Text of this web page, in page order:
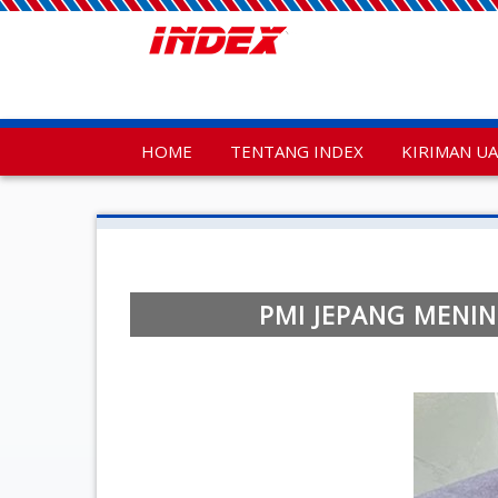
HOME TENTANG INDEX KIRIMAN
PMI JEPANG